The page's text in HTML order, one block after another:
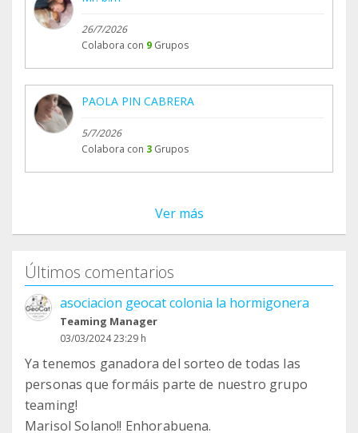
26/7/2026
Colabora con 9 Grupos
PAOLA PIN CABRERA
5/7/2026
Colabora con 3 Grupos
Ver más
Últimos comentarios
asociacion geocat colonia la hormigonera
Teaming Manager
03/03/2024 23:29 h
Ya tenemos ganadora del sorteo de todas las
personas que formáis parte de nuestro grupo
teaming!
Marisol Solano!! Enhorabuena.